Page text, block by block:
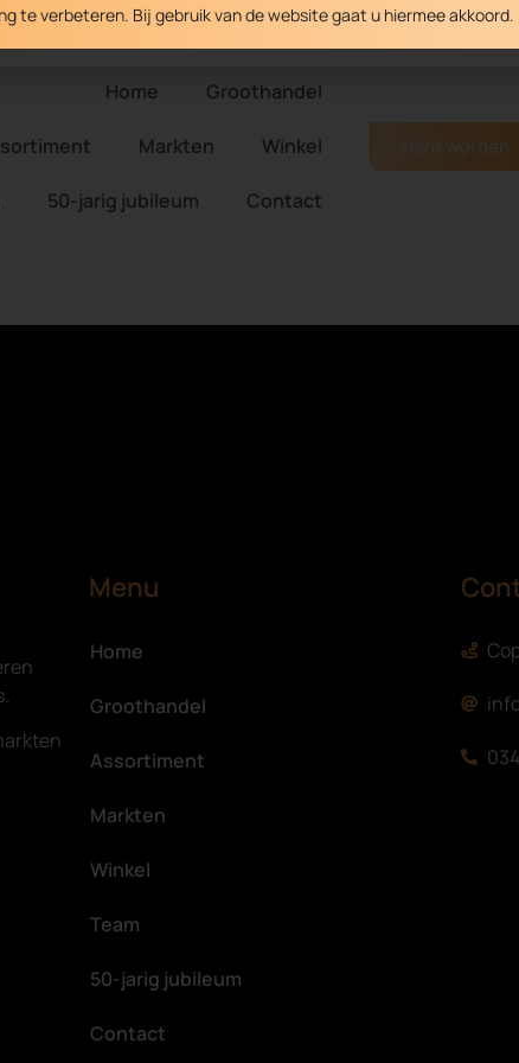
472058
Home Groothandel
Markten Winkel
50-jarig jubileum Contact
Klant worden
Menu
Home
Groothandel
Assortiment
Markten
Winkel
Team
50-jarig jubileum
Contact
te verbeteren. Bij gebruik van de website gaat u hiermee akkoord.